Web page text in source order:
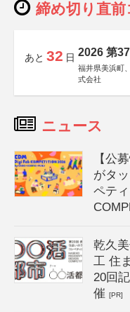
締め切り直前
あと 32 日 2026 第
福井県美浜町
式会社
ニュース
【公
がタ
ペテ
乾久
工 住
20回
催[PR]